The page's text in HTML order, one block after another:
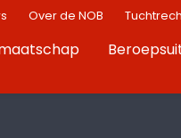
Over de NOB